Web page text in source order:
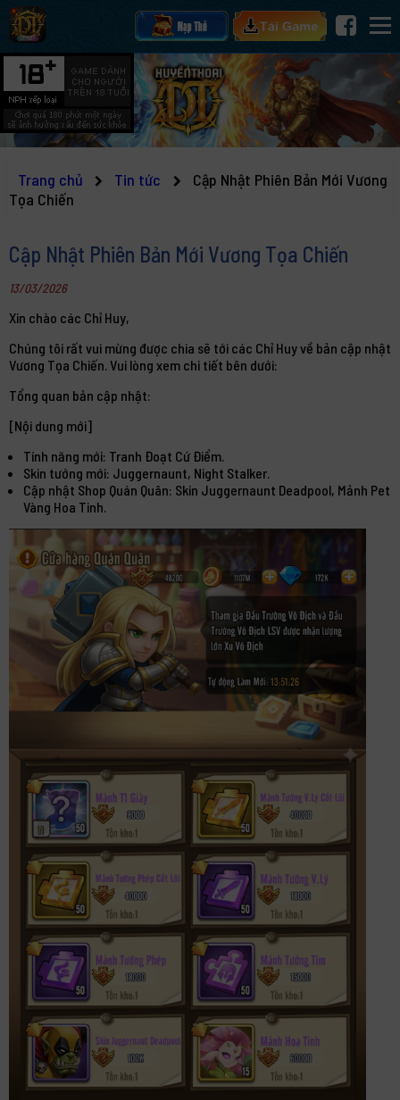
Trang chủ Tin tức
Cập Nhật Phiên Bản Mới Vương
Tọa Chiến
Cập Nhật Phiên Bản Mới Vương Tọa Chiến
13/03/2026
Xin chào các Chỉ Huy,
Chúng tôi rất vui mừng được chia sẽ tới các Chỉ Huy về bản cập nhật
Vương Tọa Chiến. Vui lòng xem chi tiết bên dưới:
Tổng quan bản cập nhật:
[Nội dung mới]
Tính năng mới: Tranh Đoạt Cứ Điểm.
Skin tướng mới: Juggernaunt, Night Stalker.
Cập nhật Shop Quán Quân: Skin Juggernaunt Deadpool, Mảnh Pet
Vàng Hoa Tinh.